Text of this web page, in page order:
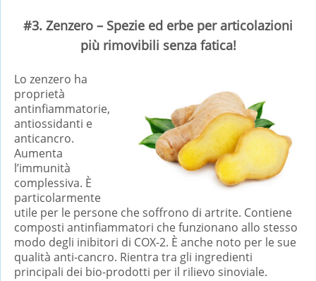
#3. Zenzero – Spezie ed erbe per articolazioni
più rimovibili senza fatica!
Lo zenzero ha
proprietà
antinfiammatorie,
antiossidanti e
anticancro.
Aumenta
l’immunità
complessiva. È
particolarmente
utile per le persone che soffrono di artrite. Contiene
composti antinfiammatori che funzionano allo stesso
modo degli inibitori di COX-2. È anche noto per le sue
qualità anti-cancro. Rientra tra gli ingredienti
principali dei bio-prodotti per il rilievo sinoviale.